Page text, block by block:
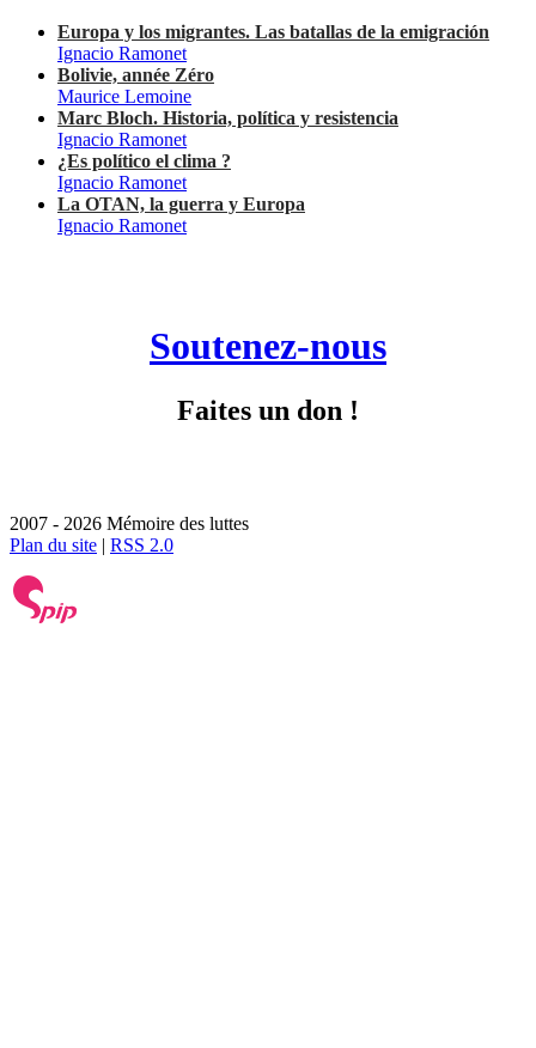
Europa y los migrantes. Las batallas de la emigración
Ignacio Ramonet
Bolivie, année Zéro
Maurice Lemoine
Marc Bloch. Historia, política y resistencia
Ignacio Ramonet
¿Es político el clima ?
Ignacio Ramonet
La OTAN, la guerra y Europa
Ignacio Ramonet
Soutenez-nous
Faites un don !
2007 - 2026 Mémoire des luttes
Plan du site | RSS 2.0